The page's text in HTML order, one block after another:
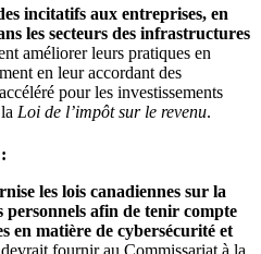
incitatifs aux entreprises, en
les secteurs des infrastructures
améliorer leurs pratiques en
en leur accordant des
pour les investissements
Loi de l’impôt sur le revenu.
les lois canadiennes sur la
personnels afin de tenir compte
en matière de cybersécurité et
fournir au Commissariat à la